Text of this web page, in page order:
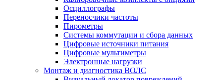
Осциллографы
Переносчики частоты
Пирометры
Системы коммутации и сбора данных
Цифровые источники питания
Цифровые мультиметры
Электронные нагрузки
Монтаж и диагностика ВОЛС